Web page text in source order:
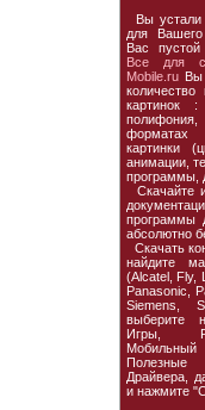
Вы устали
для
Вас
Все для
Mobile.ru Вы
картинок
картинки
анимации,
программы,
Скачайте
программы
абсолютно
Скачать
найдите
(Alcatel, Fly,
Panasonic,
Siemens,
выберите
Игры,
Полезные
Драйвера,
и нажмите